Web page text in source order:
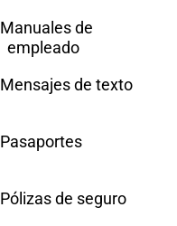
Manuales de
empleado
Mensajes de texto
Pasaportes
Pólizas de seguro